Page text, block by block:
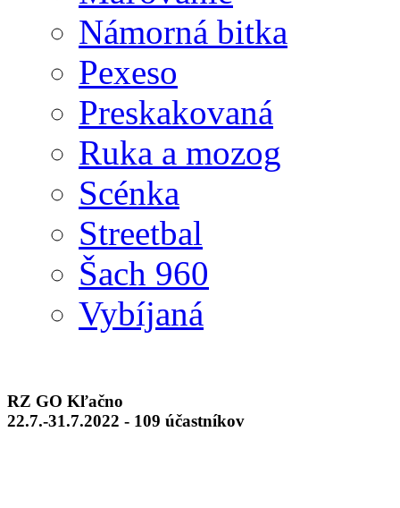
Námorná bitka
Pexeso
Preskakovaná
Ruka a mozog
Scénka
Streetbal
Šach 960
Vybíjaná
RZ GO Kľačno
22.7.-31.7.2022 - 109 účastníkov